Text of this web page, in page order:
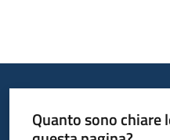
Quanto sono chiare